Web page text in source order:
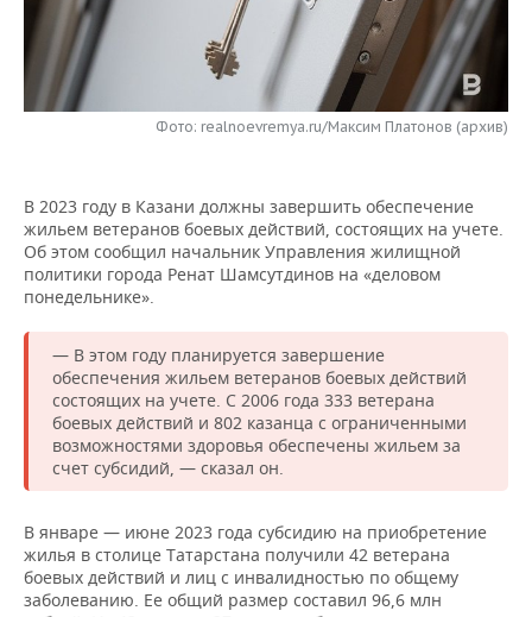
НЕФТЕХИМИЯ
НЕФТЬ
ОПК
РОЗНИЧНАЯ ТОРГОВЛЯ
ТРАНСПОРТ
НОВОСТИ ТЕХНОЛОГИЙ
IT
ТЕЛЕКОММУНИКАЦИИ
МЕРОПРИЯТИЯ
НОВОСТИ МЕРОПРИЯТИЙ
БИЗНЕС-БРАНЧИ
ONLINE-КОНФЕРЕНЦИИ
СПОРТ
ФУТБОЛ
ХОККЕЙ
ВОЛЕЙБОЛ
КИБЕРСПОРТ
ФИГУРНОЕ КАТАНИЕ
ВОДНЫЕ ВИДЫ СПОРТА
ХОККЕЙ С МЯЧОМ
НОВОСТИ ОБЩЕСТВА
ВЛАСТЬ
ИСТОРИЯ
КУЛЬТУРА
МЕДИЦИНА
ОБРАЗОВАНИЕ
ПРОИСШЕСТВИЯ
ФОТОГАЛЕРЕЯ
СЮЖЕТЫ
СПИСОК ПЕРСОН
СПИСОК КОМПАНИЙ
ПОЛНАЯ ВЕРСИЯ
Фото: realnoevremya.ru/Максим Платонов (архив)
В 2023 году в Казани должны завершить обеспечение
жильем ветеранов боевых действий, состоящих на учете.
Об этом сообщил начальник Управления жилищной
политики города Ренат Шамсутдинов на «деловом
понедельнике».
— В этом году планируется завершение
обеспечения жильем ветеранов боевых действий
состоящих на учете. С 2006 года 333 ветерана
боевых действий и 802 казанца с ограниченными
возможностями здоровья обеспечены жильем за
счет субсидий, — сказал он.
В январе — июне 2023 года субсидию на приобретение
жилья в столице Татарстана получили 42 ветерана
боевых действий и лиц с инвалидностью по общему
заболеванию. Ее общий размер составил 96,6 млн